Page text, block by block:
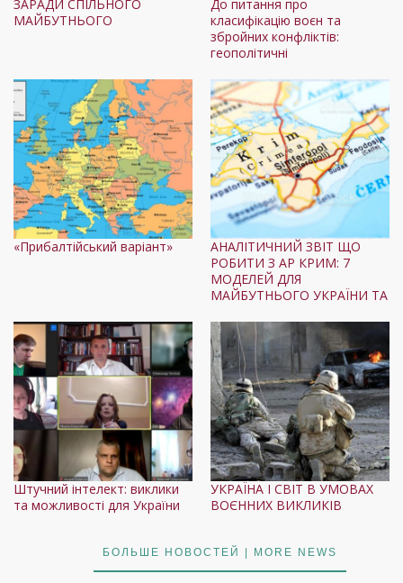
ЗАРАДИ СПІЛЬНОГО
МАЙБУТНЬОГО
До питання про
класифікацію воєн та
збройних конфліктів:
геополітичні
«Прибалтійський варіант»
АНАЛІТИЧНИЙ ЗВІТ ЩО
РОБИТИ З АР КРИМ: 7
МОДЕЛЕЙ ДЛЯ
МАЙБУТНЬОГО УКРАЇНИ ТА
Штучний інтелект: виклики
та можливості для України
УКРАЇНА І СВІТ В УМОВАХ
ВОЄННИХ ВИКЛИКІВ
БОЛЬШЕ НОВОСТЕЙ | MORE NEWS